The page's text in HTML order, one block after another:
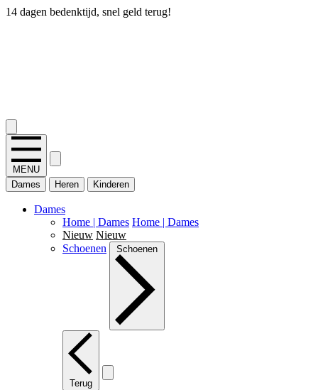
14 dagen bedenktijd, snel geld terug!
MENU
Dames
Heren Kinderen
Dames
Home | Dames Home | Dames
Nieuw Nieuw
Schoenen
Schoenen
Terug